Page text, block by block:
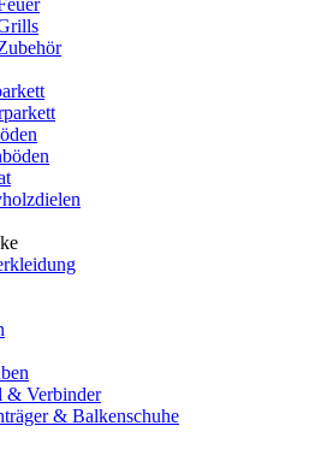
& Verbinder
& Balkenschuhe